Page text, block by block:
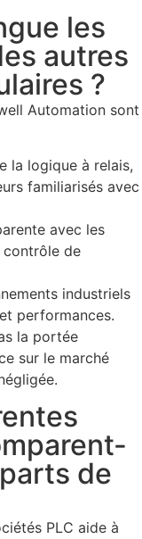
les
autres
?
Automation sont
la logique à relais,
familiarisés avec
avec les
contrôle de
industriels
performances.
la portée
sur le marché
de
PLC aide à